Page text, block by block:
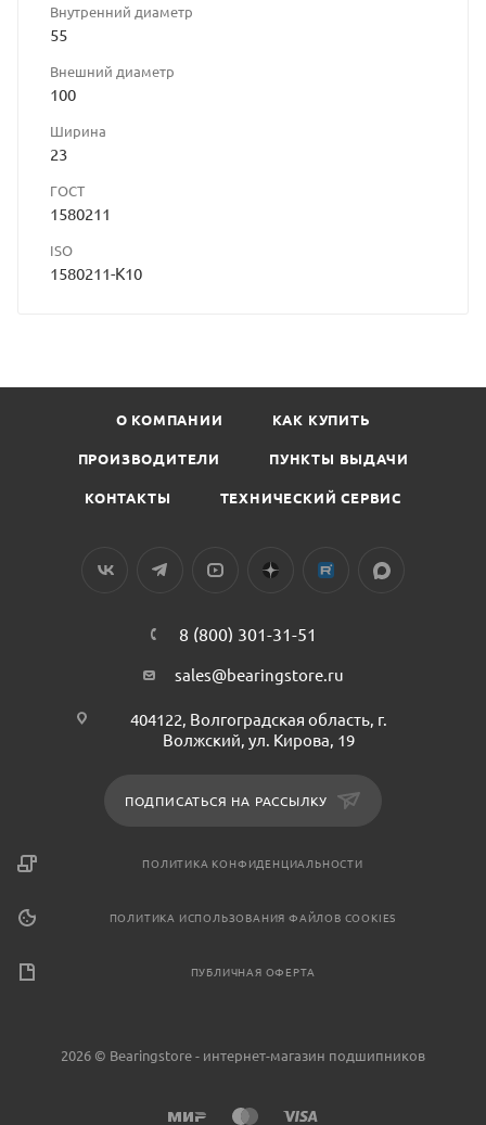
Внутренний диаметр
55
Внешний диаметр
100
Ширина
23
ГОСТ
1580211
ISO
1580211-K10
О КОМПАНИИ КАК КУПИТЬ
ПРОИЗВОДИТЕЛИ ПУНКТЫ ВЫДАЧИ
КОНТАКТЫ ТЕХНИЧЕСКИЙ СЕРВИС
8 (800) 301-31-51
sales@bearingstore.ru
404122, Волгоградская область, г.
Волжский, ул. Кирова, 19
ПОДПИСАТЬСЯ НА РАССЫЛКУ
ПОЛИТИКА КОНФИДЕНЦИАЛЬНОСТИ
ПОЛИТИКА ИСПОЛЬЗОВАНИЯ ФАЙЛОВ COOKIES
ПУБЛИЧНАЯ ОФЕРТА
2026 © Bearingstore - интернет-магазин подшипников